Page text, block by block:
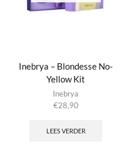
Conditioner
Inebrya – Blondesse No-
Yellow Kit
Inebrya
€28,90
LEES VERDER